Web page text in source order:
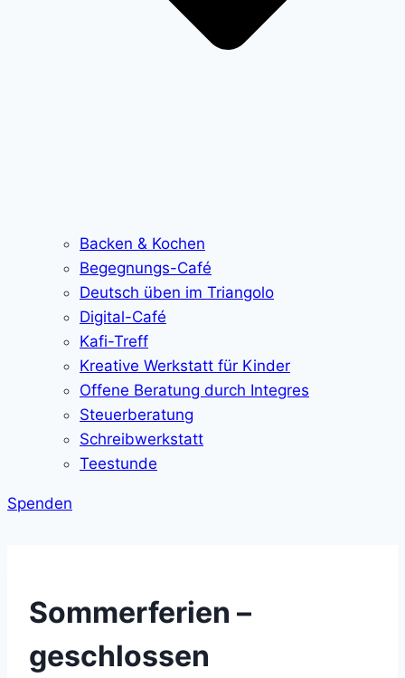
Backen & Kochen
Begegnungs-Café
Deutsch üben im Triangolo
Digital-Café
Kafi-Treff
Kreative Werkstatt für Kinder
Offene Beratung durch Integres
Steuerberatung
Schreibwerkstatt
Teestunde
Spenden
Sommerferien –
geschlossen